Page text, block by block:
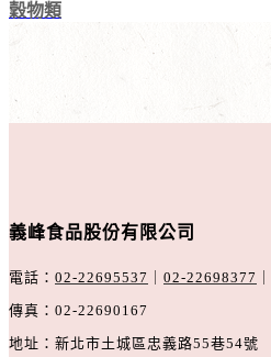
穀物類
義峰食品股份有限公司
電話： 02-22695537 02-22698377
傳真： 02-22690167
地址： 新北市土城區忠義路55巷54號